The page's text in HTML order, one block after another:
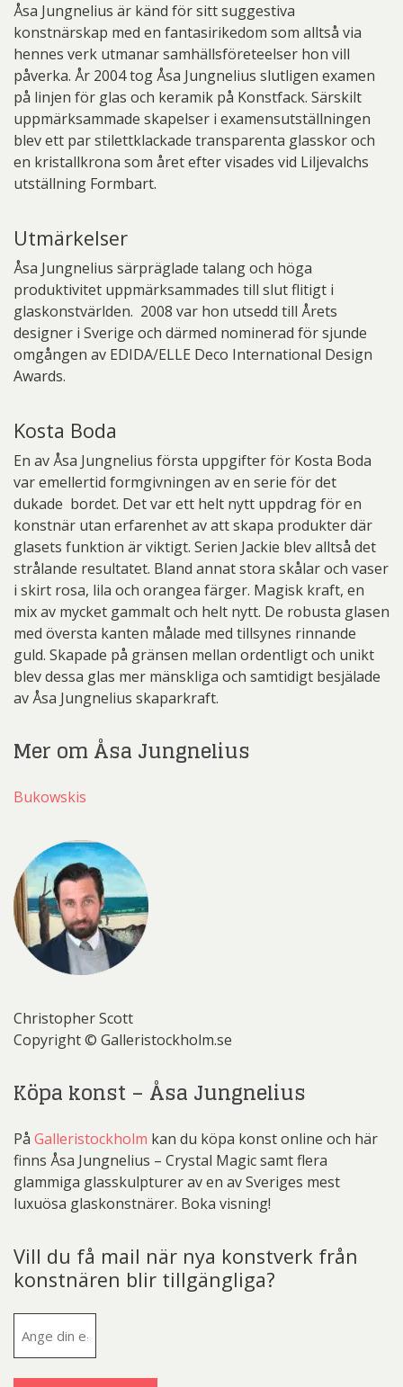
Åsa Jungnelius är känd för sitt suggestiva
konstnärskap med en fantasirikedom som alltså via
hennes verk utmanar samhällsföreteelser hon vill
påverka. År 2004 tog Åsa Jungnelius slutligen examen
på linjen för glas och keramik på Konstfack. Särskilt
uppmärksammade skapelser i examensutställningen
blev ett par stilettklackade transparenta glasskor och
en kristallkrona som året efter visades vid Liljevalchs
utställning Formbart.
Utmärkelser
Åsa Jungnelius särpräglade talang och höga
produktivitet uppmärksammades till slut flitigt i
glaskonstvärlden. 2008 var hon utsedd till Årets
designer i Sverige och därmed nominerad för sjunde
omgången av EDIDA/ELLE Deco International Design
Awards.
Kosta Boda
En av Åsa Jungnelius första uppgifter för Kosta Boda
var emellertid formgivningen av en serie för det
dukade bordet. Det var ett helt nytt uppdrag för en
konstnär utan erfarenhet av att skapa produkter där
glasets funktion är viktigt. Serien Jackie blev alltså det
strålande resultatet. Bland annat stora skålar och vaser
i skirt rosa, lila och orangea färger. Magisk kraft, en
mix av mycket gammalt och helt nytt. De robusta glasen
med översta kanten målade med tillsynes rinnande
guld. Skapade på gränsen mellan ordentligt och unikt
blev dessa glas mer mänskliga och samtidigt besjälade
av Åsa Jungnelius skaparkraft.
Mer om Åsa Jungnelius
Bukowskis
Christopher Scott
Copyright © Galleristockholm.se
Köpa konst – Åsa Jungnelius
På Galleristockholm kan du köpa konst online och här
finns Åsa Jungnelius – Crystal Magic samt flera
glammiga glasskulpturer av en av Sveriges mest
luxuösa glaskonstnärer. Boka visning!
Vill du få mail när nya konstverk från
konstnären blir tillgängliga?